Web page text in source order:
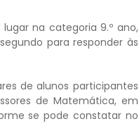
lugar na categoria 9.º ano,
para responder às
de alunos participantes
de Matemática, em
se pode constatar no